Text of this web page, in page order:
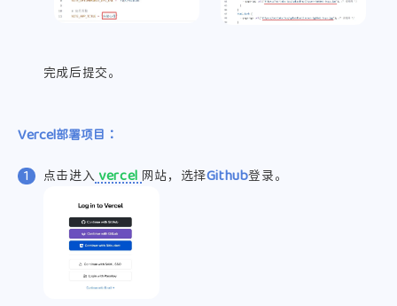
完成后提交。
Vercel部署项目：
点击进入 vercel 网站，选择Github登录。